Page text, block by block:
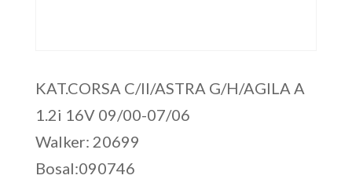
KAT.CORSA C/II/ASTRA G/H/AGILA A
1.2i 16V 09/00-07/06
Walker: 20699
Bosal:090746